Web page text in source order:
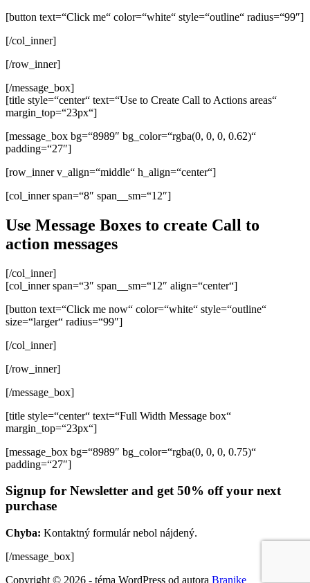
[button text=“Click me“ color=“white“ style=“outline“ radius=“99″]
[/col_inner]
[/row_inner]
[/message_box]
[title style=“center“ text=“Use to Create Call to Actions areas“
margin_top=“23px“]
[message_box bg=“8989″ bg_color=“rgba(0, 0, 0, 0.62)“
padding=“27″]
[row_inner v_align=“middle“ h_align=“center“]
[col_inner span=“8″ span__sm=“12″]
Use Message Boxes to create Call to
action messages
[/col_inner]
[col_inner span=“3″ span__sm=“12″ align=“center“]
[button text=“Click me now“ color=“white“ style=“outline“
size=“larger“ radius=“99″]
[/col_inner]
[/row_inner]
[/message_box]
[title style=“center“ text=“Full Width Message box“
margin_top=“23px“]
[message_box bg=“8989″ bg_color=“rgba(0, 0, 0, 0.75)“
padding=“27″]
Signup for Newsletter and get50% offyour next
purchase
Chyba: Kontaktný formulár nebol nájdený.
[/message_box]
Copyright © 2026 - téma WordPress od autora Branike